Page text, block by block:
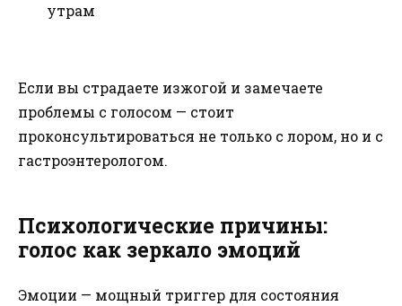
утрам
Если вы страдаете изжогой и замечаете
проблемы с голосом — стоит
проконсультироваться не только с лором, но и с
гастроэнтерологом.
Психологические причины:
голос как зеркало эмоций
Эмоции — мощный триггер для состояния